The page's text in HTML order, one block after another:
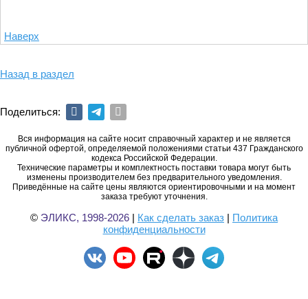
Наверх
Назад в раздел
Поделиться:
Вся информация на сайте носит справочный характер и не является
публичной офертой, определяемой положениями статьи 437 Гражданского
кодекса Российской Федерации.
Технические параметры и комплектность поставки товара могут быть
изменены производителем без предварительного уведомления.
Приведённые на сайте цены являются ориентировочными и на момент
заказа требуют уточнения.
© ЭЛИКС, 1998-2026 | Как сделать заказ | Политика
конфиденциальности